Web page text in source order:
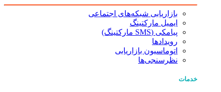
بازاریابی شبکه‌های اجتماعی
ایمیل مارکتینگ
پیامکی (SMS مارکتینگ)
رویدادها
اتوماسیون بازاریابی
نظرسنجی‌ها
خدمات